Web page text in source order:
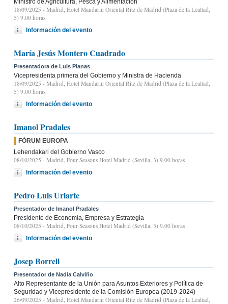
18/09/2025 - Madrid, Hotel Mandarin Oriental Ritz de Madrid (Plaza de la Lealtad,
5) 9:00 horas
Información del evento
María Jesús Montero Cuadrado
Presentadora de Luis Planas
Vicepresidenta primera del Gobierno y Ministra de Hacienda
18/09/2025 - Madrid, Hotel Mandarin Oriental Ritz de Madrid (Plaza de la Lealtad,
5) 9:00 horas
Información del evento
Imanol Pradales
FÓRUM EUROPA
Lehendakari del Gobierno Vasco
08/10/2025 - Madrid, Four Seasons Hotel Madrid (Sevilla, 3) 9.00 horas
Información del evento
Pedro Luis Uriarte
Presentador de Imanol Pradales
Presidente de Economía, Empresa y Estrategia
08/10/2025 - Madrid, Four Seasons Hotel Madrid (Sevilla, 3) 9.00 horas
Información del evento
Josep Borrell
Presentador de Nadia Calviño
Alto Representante de la Unión para Asuntos Exteriores y Política de
Seguridad y Vicepresidente de la Comisión Europea (2019-2024)
26/09/2025 - Madrid, Hotel Mandarin Oriental Ritz de Madrid (Plaza de la Lealtad,